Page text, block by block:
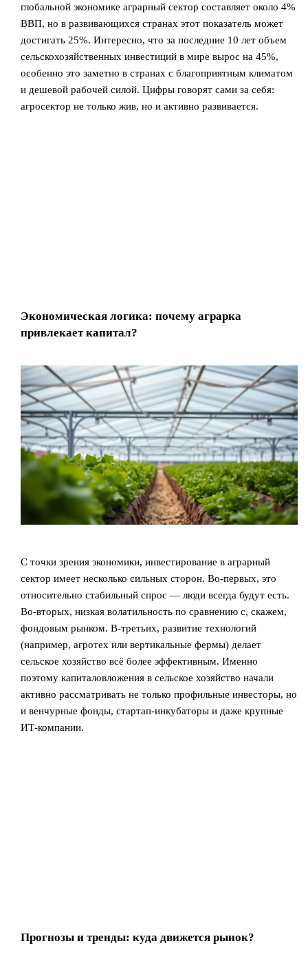
глобальной экономике аграрный сектор составляет около 4%
ВВП, но в развивающихся странах этот показатель может
достигать 25%. Интересно, что за последние 10 лет объем
сельскохозяйственных инвестиций в мире вырос на 45%,
особенно это заметно в странах с благоприятным климатом
и дешевой рабочей силой. Цифры говорят сами за себя:
агросектор не только жив, но и активно развивается.
Экономическая логика: почему аграрка
привлекает капитал?
С точки зрения экономики, инвестирование в аграрный
сектор имеет несколько сильных сторон. Во-первых, это
относительно стабильный спрос — люди всегда будут есть.
Во-вторых, низкая волатильность по сравнению с, скажем,
фондовым рынком. В-третьих, развитие технологий
(например, агротех или вертикальные фермы) делает
сельское хозяйство всё более эффективным. Именно
поэтому капиталовложения в сельское хозяйство начали
активно рассматривать не только профильные инвесторы, но
и венчурные фонды, стартап-инкубаторы и даже крупные
ИТ-компании.
Прогнозы и тренды: куда движется рынок?